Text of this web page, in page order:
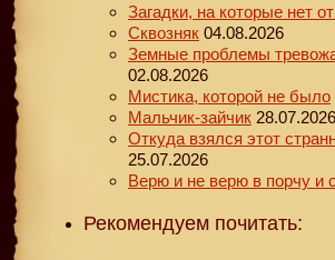
Загадки, на которые нет
Сквозняк 04.08.2026
Земные проблемы
02.08.2026
Мистика, которой не было
Мальчик-зайчик 28.07.2026
Откуда взялся этот
25.07.2026
Верю и не верю в порчу и
Рекомендуем почитать: